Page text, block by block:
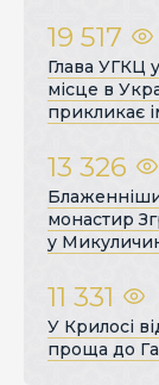
19 517
Глава УГКЦ
місце в
прикликає
13 326
монастир
у
11 331
У Крилосі
проща до